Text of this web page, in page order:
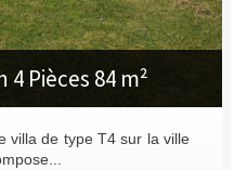
Pièces 84 m²
villa de type T4 sur la ville